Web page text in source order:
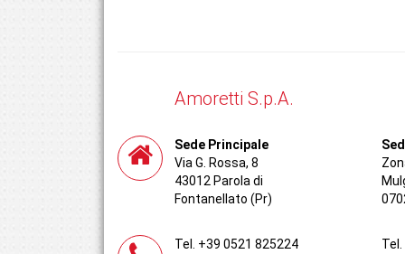
Amoretti S.p.A.
Sede Principale
Via G. Rossa, 8
43012 Parola di
Fontanellato (Pr)
Tel. +39 0521 825224